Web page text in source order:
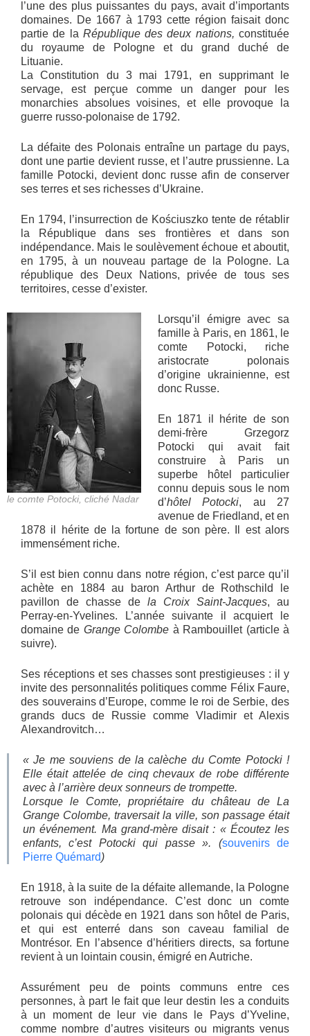
l’une des plus puissantes du pays, avait d’importants
domaines. De 1667 à 1793 cette région faisait donc
partie de la République des deux nations, constituée
du royaume de Pologne et du grand duché de
Lituanie.
La Constitution du 3 mai 1791, en supprimant le
servage, est perçue comme un danger pour les
monarchies absolues voisines, et elle provoque la
guerre russo-polonaise de 1792.
La défaite des Polonais entraîne un partage du pays,
dont une partie devient russe, et l’autre prussienne. La
famille Potocki, devient donc russe afin de conserver
ses terres et ses richesses d’Ukraine.
En 1794, l’insurrection de Kościuszko tente de rétablir
la République dans ses frontières et dans son
indépendance. Mais le soulèvement échoue et aboutit,
en 1795, à un nouveau partage de la Pologne. La
république des Deux Nations, privée de tous ses
territoires, cesse d’exister.
le comte Potocki, cliché Nadar
Lorsqu’il émigre avec sa
famille à Paris, en 1861, le
comte Potocki, riche
aristocrate polonais
d’origine ukrainienne, est
donc Russe.
En 1871 il hérite de son
demi-frère Grzegorz
Potocki qui avait fait
construire à Paris un
superbe hôtel particulier
connu depuis sous le nom
d’hôtel Potocki, au 27
avenue de Friedland, et en
1878 il hérite de la fortune de son père. Il est alors
immensément riche.
S’il est bien connu dans notre région, c’est parce qu’il
achète en 1884 au baron Arthur de Rothschild le
pavillon de chasse de la Croix Saint-Jacques, au
Perray-en-Yvelines. L’année suivante il acquiert le
domaine de Grange Colombe à Rambouillet (article à
suivre).
Ses réceptions et ses chasses sont prestigieuses : il y
invite des personnalités politiques comme Félix Faure,
des souverains d’Europe, comme le roi de Serbie, des
grands ducs de Russie comme Vladimir et Alexis
Alexandrovitch…
« Je me souviens de la calèche du Comte Potocki !
Elle était attelée de cinq chevaux de robe différente
avec à l’arrière deux sonneurs de trompette.
Lorsque le Comte, propriétaire du château de La
Grange Colombe, traversait la ville, son passage était
un événement. Ma grand-mère disait : « Écoutez les
enfants, c’est Potocki qui passe ». (souvenirs de
Pierre Quémard)
En 1918, à la suite de la défaite allemande, la Pologne
retrouve son indépendance. C’est donc un comte
polonais qui décède en 1921 dans son hôtel de Paris,
et qui est enterré dans son caveau familial de
Montrésor. En l’absence d’héritiers directs, sa fortune
revient à un lointain cousin, émigré en Autriche.
Assurément peu de points communs entre ces
personnes, à part le fait que leur destin les a conduits
à un moment de leur vie dans le Pays d’Yveline,
comme nombre d’autres visiteurs ou migrants venus